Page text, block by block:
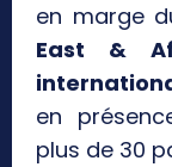
en marge
East &
en
plus de 30